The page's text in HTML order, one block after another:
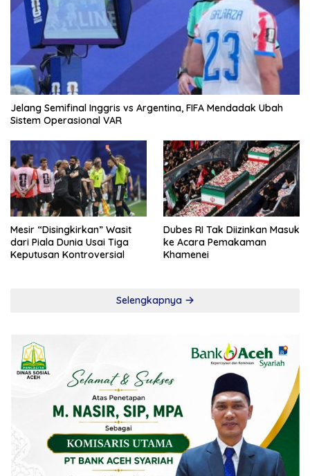
Jelang Semifinal Inggris vs Argentina, FIFA Mendadak Ubah
Sistem Operasional VAR
Mesir “Disingkirkan” Wasit
dari Piala Dunia Usai Tiga
Keputusan Kontroversial
Dubes RI Tak Diizinkan Masuk
ke Acara Pemakaman
Khamenei
Selengkapnya